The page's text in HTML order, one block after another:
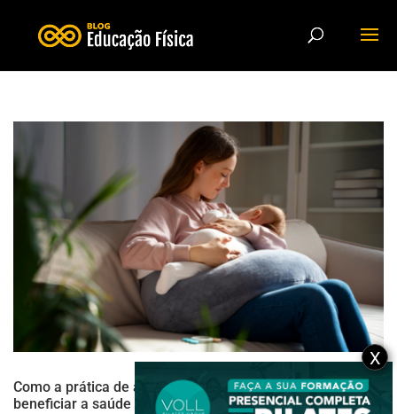
Como a prática de atividade física no pós-parto pode
beneficiar a saúde da mulher?
X